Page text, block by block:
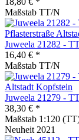
Maßstab TT/N
Juweela 21282 -
16,40 € *
Maßstab TT/N
Juweela 21279 -
38,30 € *
Maßstab 1:120
Neuheit 2021